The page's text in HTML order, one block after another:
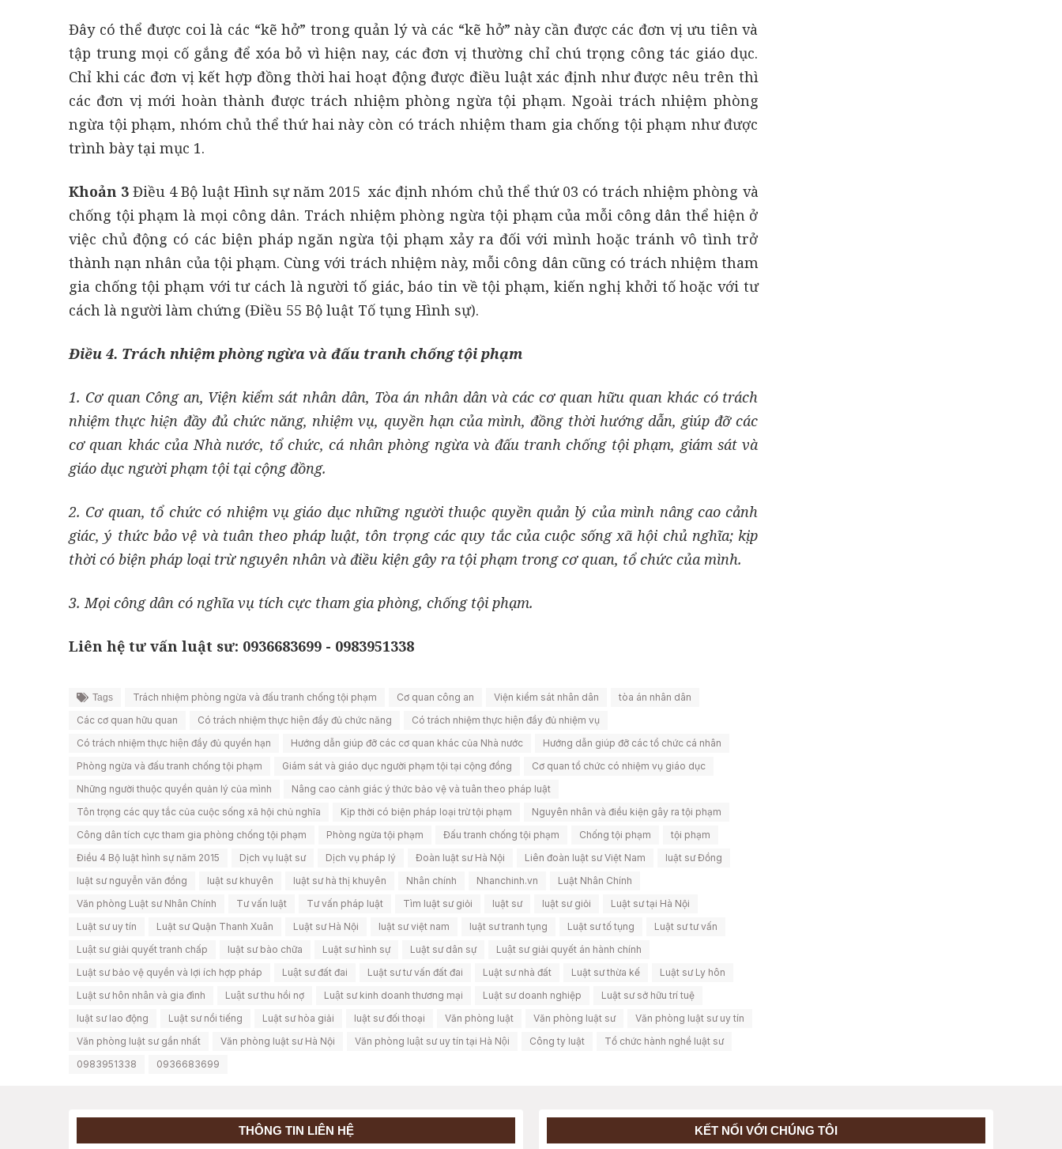
Đây có thể được coi là các “kẽ hở” trong quản lý và các “kẽ hở” này cần được các đơn vị ưu tiên và
tập trung mọi cố gắng để xóa bỏ vì hiện nay, các đơn vị thường chỉ chú trọng công tác giáo dục.
Chỉ khi các đơn vị kết hợp đồng thời hai hoạt động được điều luật xác định như được nêu trên thì
các đơn vị mới hoàn thành được trách nhiệm phòng ngừa tội phạm. Ngoài trách nhiệm phòng
ngừa tội phạm, nhóm chủ thể thứ hai này còn có trách nhiệm tham gia chống tội phạm như được
trình bày tại mục 1.
Khoản 3Điều 4 Bộ luật Hình sự năm 2015 xác định nhóm chủ thể thứ 03 có trách nhiệm phòng và
chống tội phạm là mọi công dân. Trách nhiệm phòng ngừa tội phạm của mỗi công dân thể hiện ở
việc chủ động có các biện pháp ngăn ngừa tội phạm xảy ra đối với mình hoặc tránh vô tình trở
thành nạn nhân của tội phạm. Cùng với trách nhiệm này, mỗi công dân cũng có trách nhiệm tham
gia chống tội phạm với tư cách là người tố giác, báo tin về tội phạm, kiến nghị khởi tố hoặc với tư
cách là người làm chứng (Điều 55 Bộ luật Tố tụng Hình sự).
Điều 4. Trách nhiệm phòng ngừa và đấu tranh chống tội phạm
1. Cơ quan Công an, Viện kiểm sát nhân dân, Tòa án nhân dân và các cơ quan hữu quan khác có trách
nhiệm thực hiện đầy đủ chức năng, nhiệm vụ, quyền hạn của mình, đồng thời hướng dẫn, giúp đỡ các
cơ quan khác của Nhà nước, tổ chức, cá nhân phòng ngừa và đấu tranh chống tội phạm, giám sát và
giáo dục người phạm tội tại cộng đồng.
2. Cơ quan, tổ chức có nhiệm vụ giáo dục những người thuộc quyền quản lý của mình nâng cao cảnh
giác, ý thức bảo vệ và tuân theo pháp luật, tôn trọng các quy tắc của cuộc sống xã hội chủ nghĩa; kịp
thời có biện pháp loại trừ nguyên nhân và điều kiện gây ra tội phạm trong cơ quan, tổ chức của mình.
3. Mọi công dân có nghĩa vụ tích cực tham gia phòng, chống tội phạm.
Liên hệ tư vấn luật sư: 0936683699 - 0983951338
Tags Trách nhiệm phòng ngừa và đấu tranh chống tội phạm Cơ quan công an Viện kiểm sát nhân dân
tòa án nhân dân
Các cơ quan hữu quan
Có trách nhiệm thực hiện đầy đủ chức năng
Có trách nhiệm thực hiện đầy đủ nhiệm vụ
Có trách nhiệm thực hiện đầy đủ quyền hạn
Hướng dẫn giúp đỡ các cơ quan khác của Nhà nước
Hướng dẫn giúp đỡ các tổ chức cá nhân
Phòng ngừa và đấu tranh chống tội phạm
Giám sát và giáo dục người phạm tội tại cộng đồng
Cơ quan tổ chức có nhiệm vụ giáo dục
Những người thuộc quyền quản lý của mình
Nâng cao cảnh giác ý thức bảo vệ và tuân theo pháp luật
Tôn trọng các quy tắc của cuộc sống xã hội chủ nghĩa
Kịp thời có biện pháp loại trừ tội phạm
Nguyên nhân và điều kiện gây ra tội phạm
Công dân tích cực tham gia phòng chống tội phạm
Phòng ngừa tội phạm Đấu tranh chống tội phạm Chống tội phạm
tội phạm
Điều 4 Bộ luật hình sự năm 2015
Dịch vụ luật sư Dịch vụ pháp lý Đoàn luật sư Hà Nội Liên đoàn luật sư Việt Nam
luật sư Đồng
luật sư nguyễn văn đồng
luật sư khuyên luật sư hà thị khuyên Nhân chính Nhanchinh.vn
Luật Nhân Chính
Văn phòng Luật sư Nhân Chính
Tư vấn luật Tư vấn pháp luật Tìm luật sư giỏi luật sư luật sư giỏi
Luật sư tại Hà Nội
Luật sư uy tín
Luật sư Quận Thanh Xuân Luật sư Hà Nội luật sư việt nam luật sư tranh tụng Luật sư tố tụng
Luật sư tư vấn
Luật sư giải quyết tranh chấp
luật sư bào chữa Luật sư hình sự Luật sư dân sự
Luật sư giải quyết án hành chính
Luật sư bảo vệ quyền và lợi ích hợp pháp
Luật sư đất đai Luật sư tư vấn đất đai Luật sư nhà đất Luật sư thừa kế
Luật sư Ly hôn
Luật sư hôn nhân và gia đình
Luật sư thu hồi nợ Luật sư kinh doanh thương mại Luật sư doanh nghiệp
Luật sư sở hữu trí tuệ
luật sư lao động
Luật sư nổi tiếng Luật sư hòa giải luật sư đối thoại Văn phòng luật Văn phòng luật sư
Văn phòng luật sư uy tín
Văn phòng luật sư gần nhất
Văn phòng luật sư Hà Nội Văn phòng luật sư uy tín tại Hà Nội Công ty luật
Tổ chức hành nghề luật sư
0983951338
0936683699
THÔNG TIN LIÊN HỆ KẾT NỐI VỚI CHÚNG TÔI